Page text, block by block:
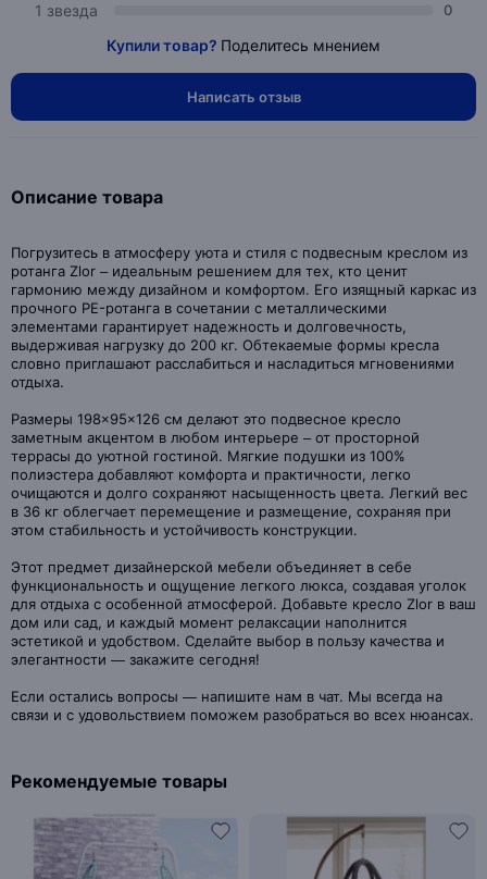
1 звезда 0
Купили товар? Поделитесь мнением
Написать отзыв
Описание товара
Погрузитесь в атмосферу уюта и стиля с подвесным креслом из
ротанга Zlor – идеальным решением для тех, кто ценит
гармонию между дизайном и комфортом. Его изящный каркас из
прочного PE-ротанга в сочетании с металлическими
элементами гарантирует надежность и долговечность,
выдерживая нагрузку до 200 кг. Обтекаемые формы кресла
словно приглашают расслабиться и насладиться мгновениями
отдыха.
Размеры 198×95×126 см делают это подвесное кресло
заметным акцентом в любом интерьере – от просторной
террасы до уютной гостиной. Мягкие подушки из 100%
полиэстера добавляют комфорта и практичности, легко
очищаются и долго сохраняют насыщенность цвета. Легкий вес
в 36 кг облегчает перемещение и размещение, сохраняя при
этом стабильность и устойчивость конструкции.
Этот предмет дизайнерской мебели объединяет в себе
функциональность и ощущение легкого люкса, создавая уголок
для отдыха с особенной атмосферой. Добавьте кресло Zlor в ваш
дом или сад, и каждый момент релаксации наполнится
эстетикой и удобством. Сделайте выбор в пользу качества и
элегантности — закажите сегодня!
Если остались вопросы — напишите нам в чат. Мы всегда на
связи и с удовольствием поможем разобраться во всех нюансах.
Рекомендуемые товары